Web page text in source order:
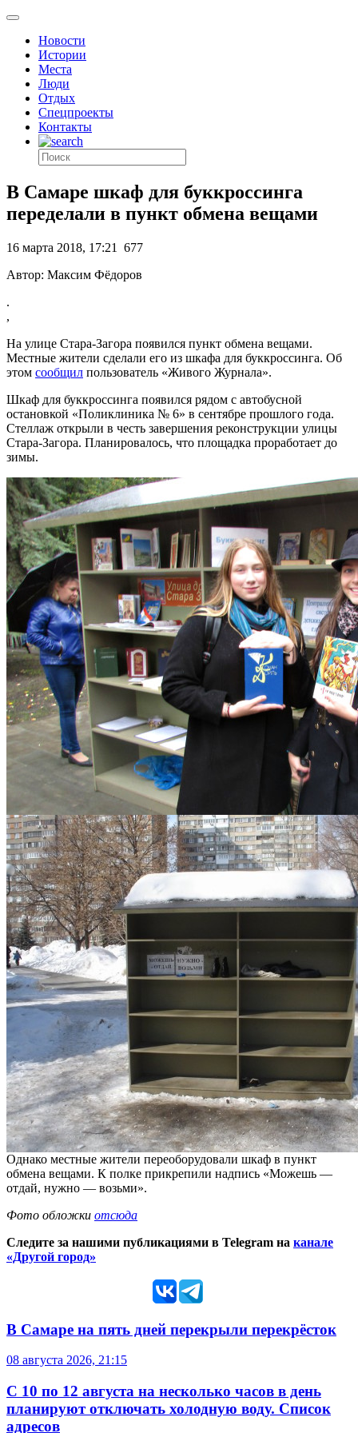
Новости
Истории
Места
Люди
Отдых
Спецпроекты
Контакты
В Самаре шкаф для буккроссинга
переделали в пункт обмена вещами
16 марта 2018, 17:21
677
Автор: Максим Фёдоров
.
,
На улице Стара-Загора появился пункт обмена вещами.
Местные жители сделали его из шкафа для буккроссинга. Об
этом сообщил пользователь «Живого Журнала».
Шкаф для буккроссинга появился рядом с автобусной
остановкой «Поликлиника № 6» в сентябре прошлого года.
Стеллаж открыли в честь завершения реконструкции улицы
Стара-Загора. Планировалось, что площадка проработает до
зимы.
Однако местные жители переоборудовали шкаф в пункт
обмена вещами. К полке прикрепили надпись «Можешь —
отдай, нужно — возьми».
Фото обложки отсюда
Следите за нашими публикациями в Telegram на канале
«Другой город»
В Самаре на пять дней перекрыли перекрёсток
08 августа 2026, 21:15
С 10 по 12 августа на несколько часов в день
планируют отключать холодную воду. Список
адресов